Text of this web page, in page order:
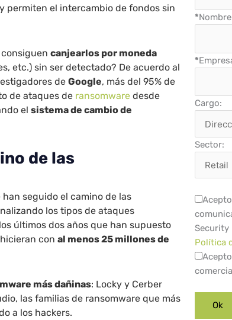
permiten el intercambio de fondos sin
consiguencanjearlos por moneda
etc.) sin ser detectado? De acuerdo al
deGoogle, más del 95% de
de ataques de ransomware desde
elsistema de cambio de
de las
seguido el camino de las
los tipos de ataques
últimos dos años que han supuesto
conal menos 25 millones de
más dañinas: Locky y Cerber
las familias de ransomware que más
a los hackers.
*
*
Cargo:
Sector:
Security
Política